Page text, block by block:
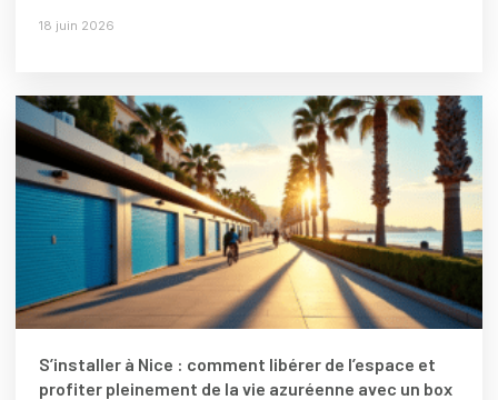
18 juin 2026
S’installer à Nice : comment libérer de l’espace et
profiter pleinement de la vie azuréenne avec un box